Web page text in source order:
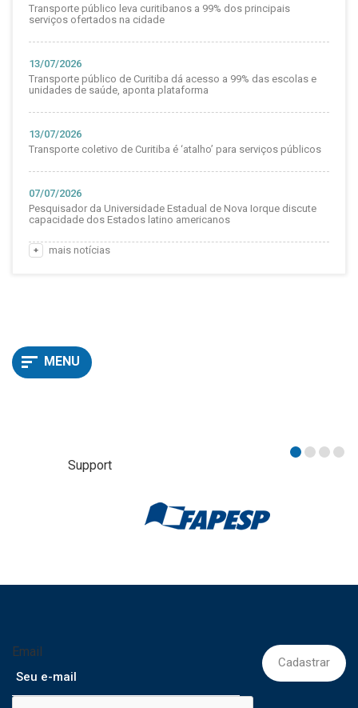
Transporte público leva curitibanos a 99% dos principais
serviços ofertados na cidade
13/07/2026
Transporte público de Curitiba dá acesso a 99% das escolas e
unidades de saúde, aponta plataforma
13/07/2026
Transporte coletivo de Curitiba é ‘atalho’ para serviços públicos
07/07/2026
Pesquisador da Universidade Estadual de Nova Iorque discute
capacidade dos Estados latino americanos
mais notícias
MENU
Support
Email